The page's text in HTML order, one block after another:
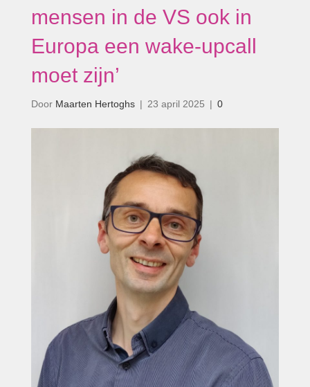
mensen in de VS ook in
Europa een wake-upcall
moet zijn’
Door Maarten Hertoghs | 23 april 2025 | 0